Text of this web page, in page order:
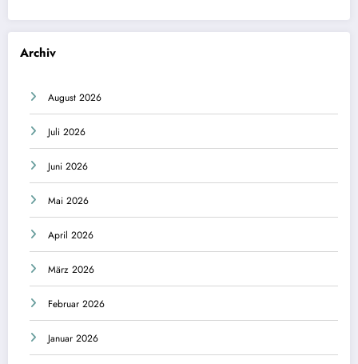
Archiv
August 2026
Juli 2026
Juni 2026
Mai 2026
April 2026
März 2026
Februar 2026
Januar 2026